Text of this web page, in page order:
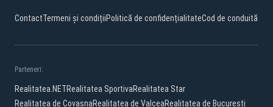
ContactTermeni și condițiiPolitică de confidențialitateCod de conduită
Parteneri:
Realitatea.NETRealitatea SportivaRealitatea Star
Realitatea de CovasnaRealitatea de ValceaRealitatea de Bucuresti